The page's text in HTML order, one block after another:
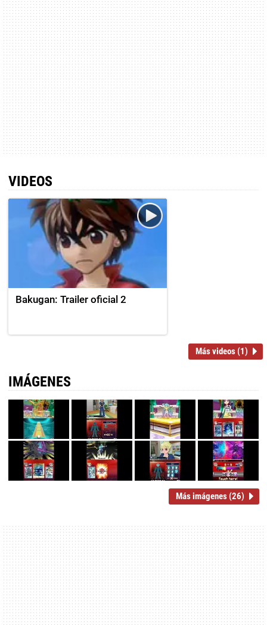
VIDEOS
Bakugan: Trailer oficial 2
Más videos (1)
IMÁGENES
Más imágenes (26)